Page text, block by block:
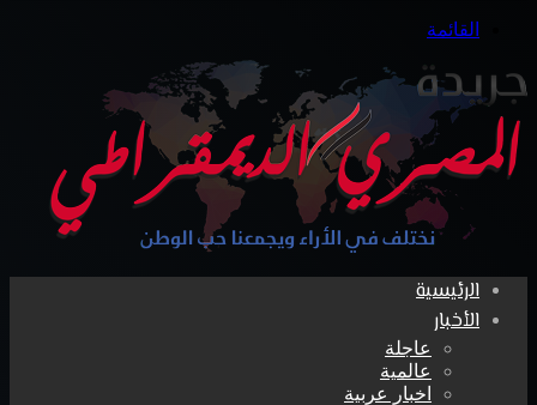
القائمة
الرئيسية
الأخبار
عاجلة
عالمية
اخبار عربية